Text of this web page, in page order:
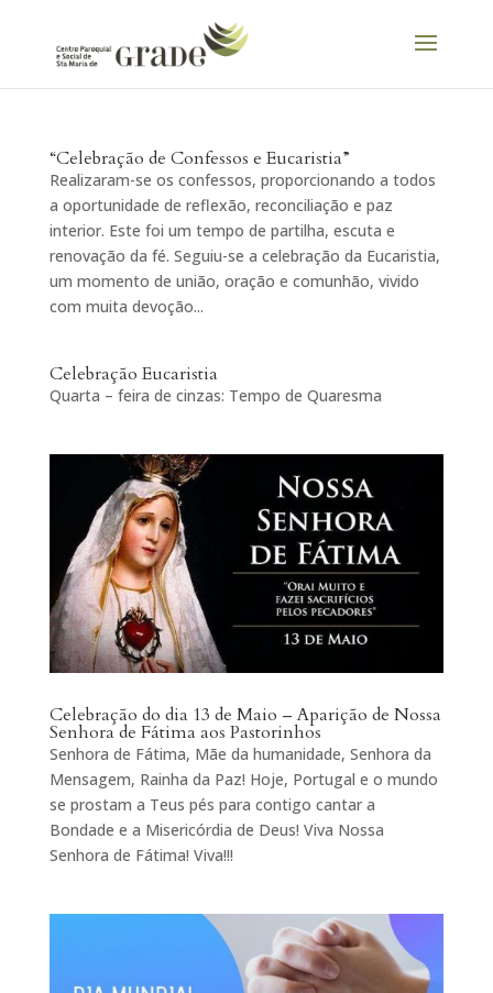
“Celebração de Confessos e Eucaristia”
Realizaram-se os confessos, proporcionando a todos
a oportunidade de reflexão, reconciliação e paz
interior. Este foi um tempo de partilha, escuta e
renovação da fé. Seguiu-se a celebração da Eucaristia,
um momento de união, oração e comunhão, vivido
com muita devoção...
Celebração Eucaristia
Quarta – feira de cinzas: Tempo de Quaresma
Celebração do dia 13 de Maio – Aparição de Nossa
Senhora de Fátima aos Pastorinhos
Senhora de Fátima, Mãe da humanidade, Senhora da
Mensagem, Rainha da Paz! Hoje, Portugal e o mundo
se prostam a Teus pés para contigo cantar a
Bondade e a Misericórdia de Deus! Viva Nossa
Senhora de Fátima! Viva!!!